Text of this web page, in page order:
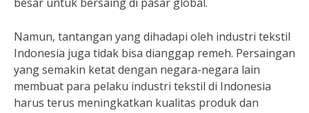
Namun, tantangan yang dihadapi oleh industri tekstil
Indonesia juga tidak bisa dianggap remeh. Persaingan
yang semakin ketat dengan negara-negara lain
membuat para pelaku industri tekstil di Indonesia
harus terus meningkatkan kualitas produk dan